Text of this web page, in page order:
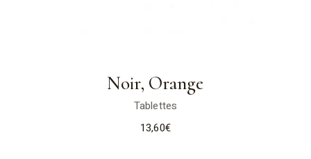
Noir, Orange
Tablettes
13,60€